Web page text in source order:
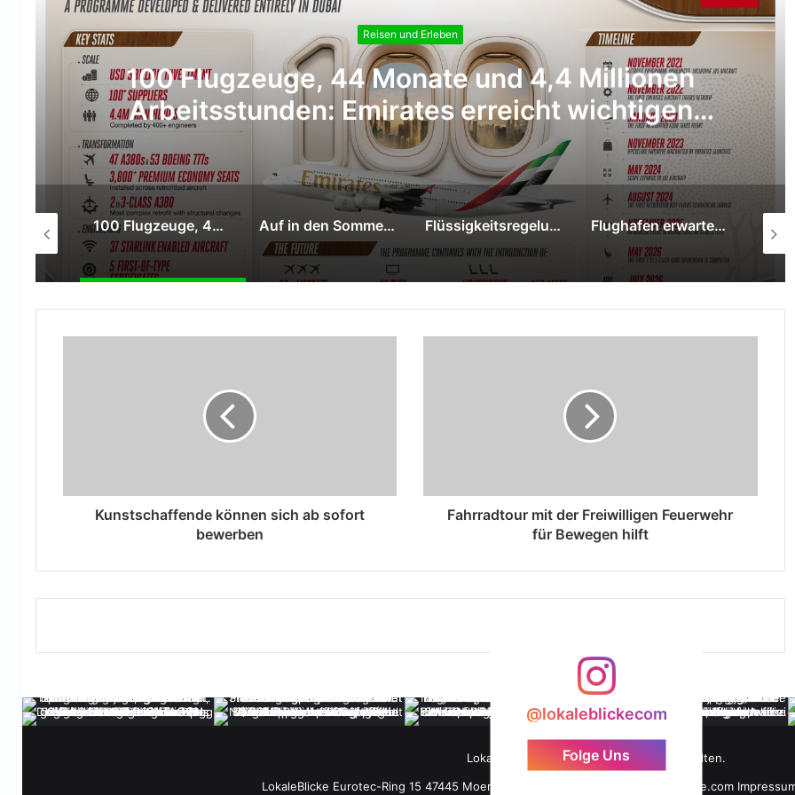
Reisen und Erleben
Flugzeuge, 44 Monate und 4,4 Millionen
Emirates erreicht wichtigen
Meilenstein imRetrofit-Programm
Auf in
100 Flugzeuge, 44 Monate und 4,4 Millionen Arbeitsstunden: Emirates erreicht wichtigen Meilenstein imRetrofit-Programm Auf in den Sommerurlaub – Die Bundespolizei gibt Reisehinweise für Ihren Flug in den Urlaub Flüssigkeitsregelung gilt am Flughafen Düsseldorf weiterhin Flughafen erwartet 1,8 Millionen Reisende in den Sommerferien
Kunstschaffende können sich ab sofort
bewerben
Fahrradtour mit der Freiwilligen Feuerwehr
für Bewegen hilft
@lokaleblickecom
Folge Uns
LokaleBlicke ©2026 - Alle Rechte vorbehalten.
LokaleBlicke Eurotec-Ring 15 47445 Moers +49 176 61 101 464 info@lokaleblicke.com